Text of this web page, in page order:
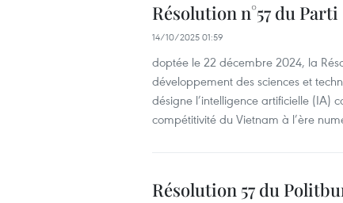
Résolution n°57 du Parti
14/10/2025 01:59
doptée le 22 décembre 2024, la
développement des sciences et
désigne l’intelligence artificielle (IA)
compétitivité du Vietnam à l’ère
Résolution 57 du